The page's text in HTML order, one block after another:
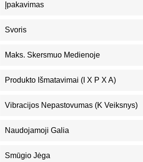
Įpakavimas
Svoris
Maks. Skersmuo Medienoje
Produkto Išmatavimai (I X P X A)
Vibracijos Nepastovumas (K Veiksnys)
Naudojamoji Galia
Smūgio Jėga